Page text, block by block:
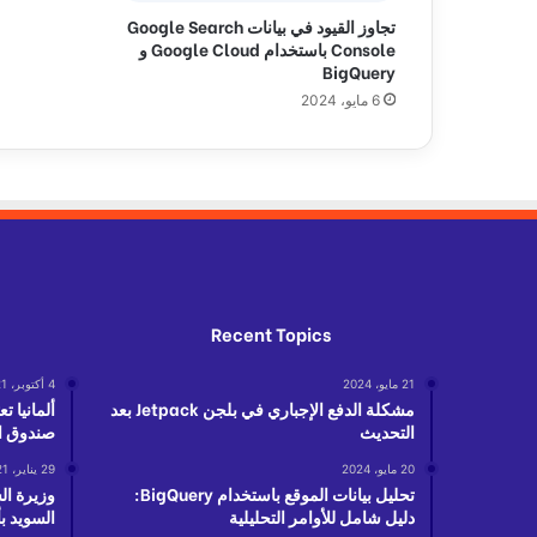
ي
ت
ؤ
ث
ى
ة
ا
ل
د
ا
ئ
تجاوز القيود في بيانات Google Search
Console باستخدام Google Cloud و
BigQuery
6 مايو، 2024
Recent Topics
21 مايو، 2024
مشكلة الدفع الإجباري في بلجن Jetpack بعد
التحديث
20 مايو، 2024
تحليل بيانات الموقع باستخدام BigQuery:
دليل شامل للأوامر التحليلية
4 أكتوبر، 2021
صندوق
29 يناير، 2021
وزيرة
السويد